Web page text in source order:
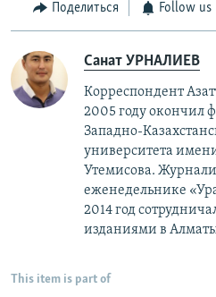
Поделиться Follow us
Санат УРНАЛИЕВ
Корреспондент
2005 году окончил
Западно-
университета
Утемисова.
еженедельнике
2014 год
изданиями в
This item is part of